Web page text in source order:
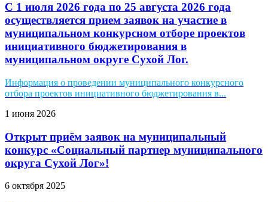
С 1 июля 2026 года по 25 августа 2026 года
осуществляется прием заявок на участие в
муниципальном конкурсном отборе проектов
инициативного бюджетирования в
муниципальном округе Сухой Лог.
Информация о проведении муниципального конкурсного
отбора проектов инициативного бюджетирования в...
1 июня 2026
Открыт приём заявок на муниципальный
конкурс «Социальный партнер муниципального
округа Сухой Лог»!
6 октября 2025